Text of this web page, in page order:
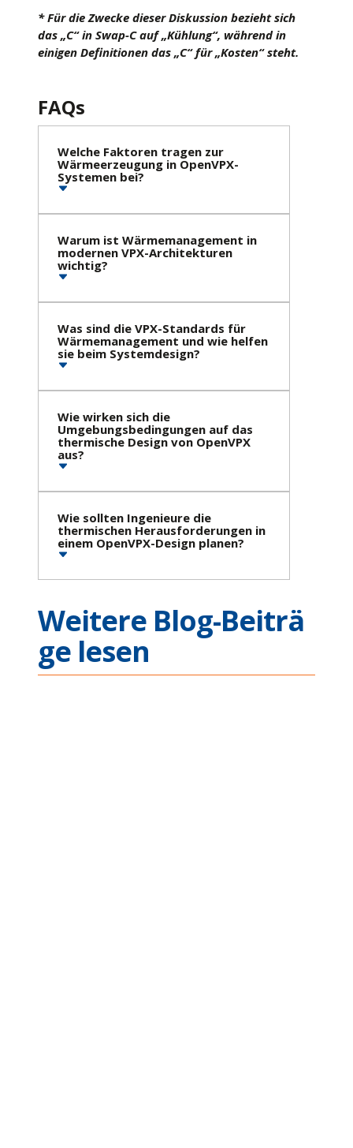
* Für die Zwecke dieser Diskussion bezieht sich
das „C“ in Swap-C auf „Kühlung“, während in
einigen Definitionen das „C“ für „Kosten“ steht.
FAQs
Welche Faktoren tragen zur
Wärmeerzeugung in OpenVPX-
Systemen bei?
Warum ist Wärmemanagement in
modernen VPX-Architekturen
wichtig?
Was sind die VPX-Standards für
Wärmemanagement und wie helfen
sie beim Systemdesign?
Wie wirken sich die
Umgebungsbedingungen auf das
thermische Design von OpenVPX
aus?
Wie sollten Ingenieure die
thermischen Herausforderungen in
einem OpenVPX-Design planen?
Weitere Blog-Beiträ
ge lesen